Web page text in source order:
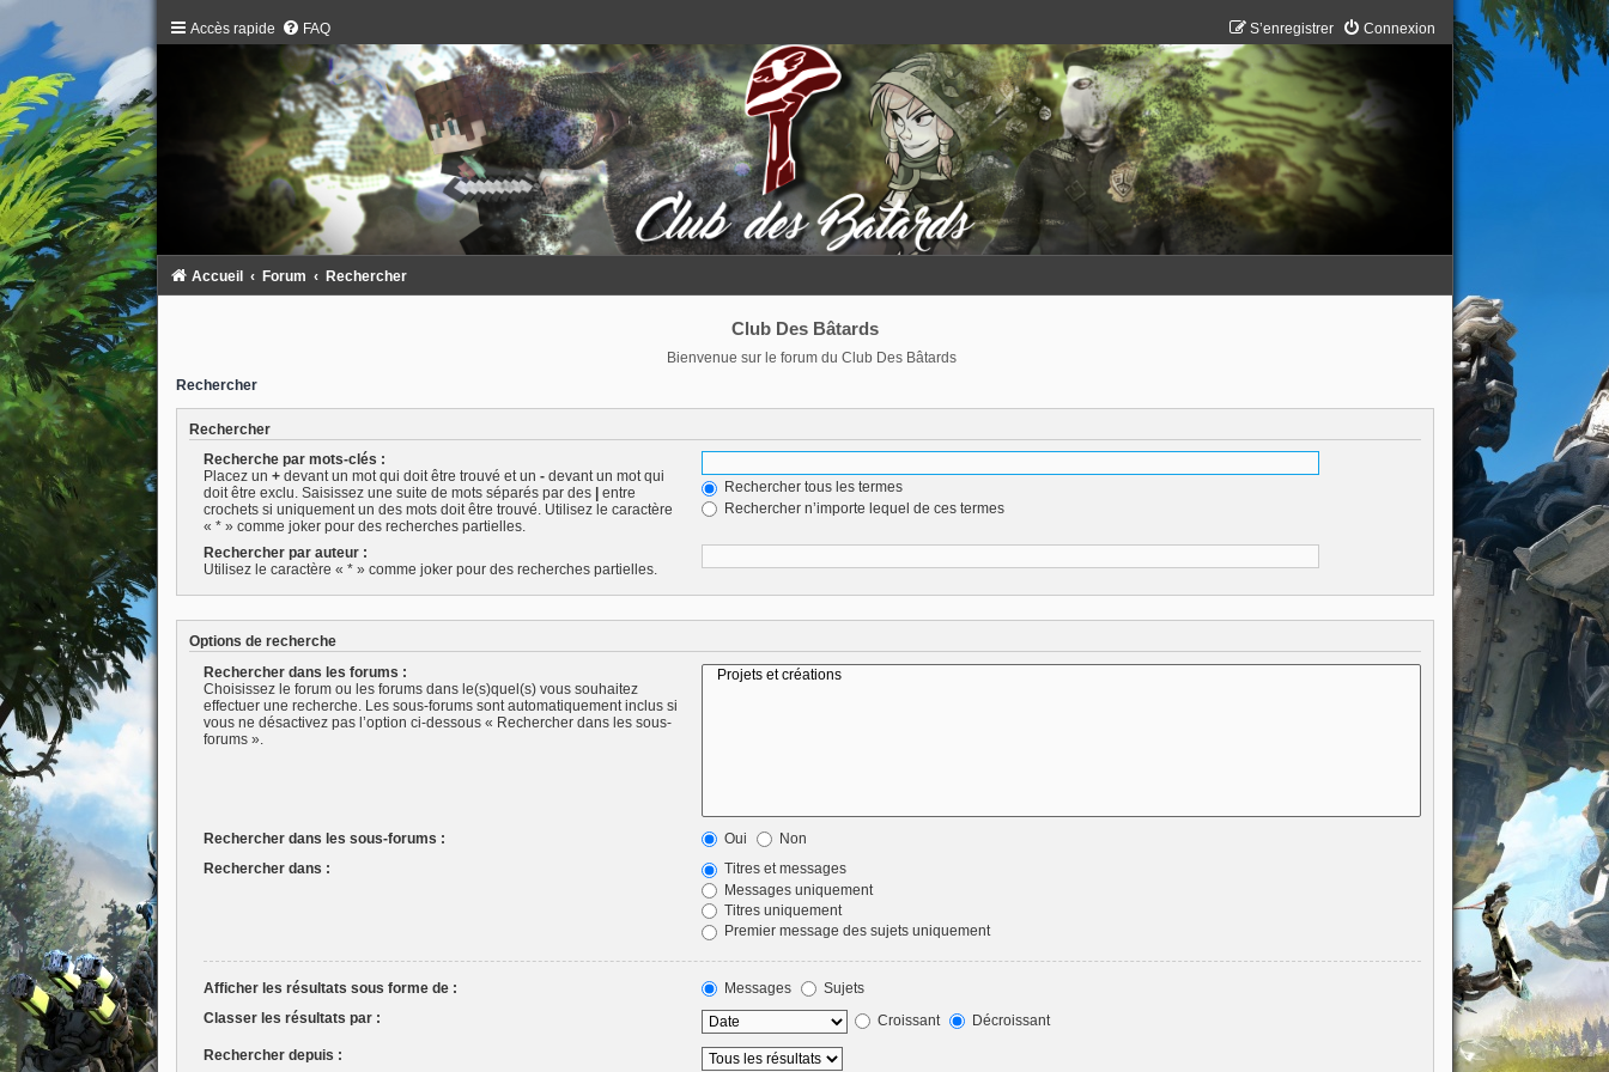
Accès rapide FAQ Connexion
S’enregistrer
Accueil Forum Rechercher
Club Des Bâtards
Bienvenue sur le forum du Club Des Bâtards
Rechercher
Rechercher
Recherche par mots-clés :
Placez un +devant un mot qui doit être trouvé et un -devant un mot qui
doit être exclu. Saisissez une suite de mots séparés par des
entre
crochets si uniquement un des mots doit être trouvé. Utilisez le caractère
« * » comme joker pour des recherches partielles.
Rechercher tous les termes
Rechercher n’importe lequel de ces termes
Rechercher par auteur :
Utilisez le caractère « * » comme joker pour des recherches partielles.
Options de recherche
Rechercher dans les forums :
Choisissez le forum ou les forums dans le(s)quel(s) vous souhaitez
effectuer une recherche. Les sous-forums sont automatiquement inclus si
vous ne désactivez pas l’option ci-dessous « Rechercher dans les sous-
forums ».
Rechercher dans les sous-forums : Oui
Non
Rechercher dans :
Titres et messages
Messages uniquement
Titres uniquement
Premier message des sujets uniquement
Afficher les résultats sous forme de : Messages
Sujets
Classer les résultats par :
Croissant Décroissant
Rechercher depuis :